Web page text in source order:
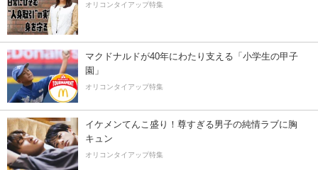
オリコンタイアップ特集
マクドナルドが40年にわたり支える「小学生の甲子
園」
オリコンタイアップ特集
イケメンてんこ盛り！尊すぎる男子の純情ラブに胸
キュン
オリコンタイアップ特集